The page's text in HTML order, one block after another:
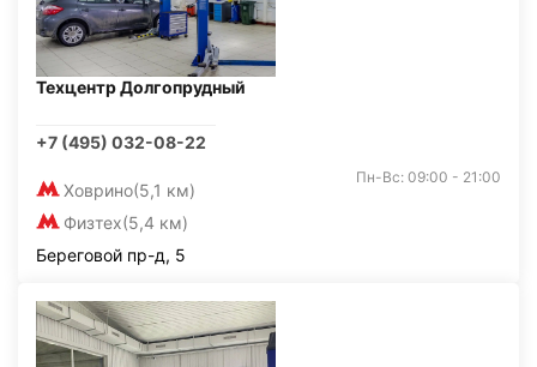
Техцентр Долгопрудный
+7 (495) 032-08-22
Ховрино(5,1 км)
Физтех(5,4 км)
Пн-Вс: 09:00 - 21:00
Береговой пр-д, 5